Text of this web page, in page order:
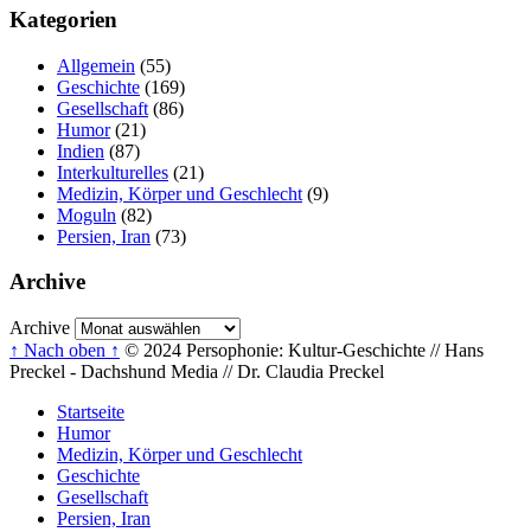
Kategorien
Allgemein (55)
Geschichte (169)
Gesellschaft (86)
Humor(21)
Indien (87)
Interkulturelles (21)
Medizin, Körper und Geschlecht (9)
Moguln (82)
Persien, Iran (73)
Archive
Archive
↑ Nach oben ↑ © 2024 Persophonie: Kultur-Geschichte // Hans
Preckel - Dachshund Media // Dr. Claudia Preckel
Startseite
Humor
Medizin, Körper und Geschlecht
Geschichte
Gesellschaft
Persien, Iran